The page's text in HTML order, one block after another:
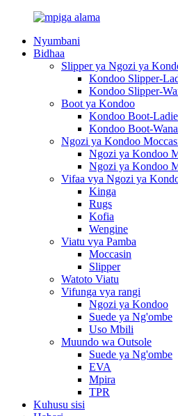
Nyumbani
Bidhaa
Slipper ya Ngozi ya
Kondoo Slipper-
Kondoo Slipper-
Boot ya Kondoo
Kondoo Boot-
Kondoo Boot-
Ngozi ya Kondoo
Ngozi ya Kondoo
Ngozi ya Kondoo
Vifaa vya Ngozi ya
Kinga
Rugs
Kofia
Wengine
Viatu vya Pamba
Moccasin
Slipper
Watoto Viatu
Vifunga vya rangi
Ngozi ya Kondoo
Suede ya Ng'ombe
Uso Mbili
Muundo wa Outsole
Suede ya Ng'ombe
EVA
Mpira
TPR
Kuhusu sisi